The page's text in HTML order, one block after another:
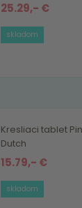
25.29,- €
skladom
Kresliaci tablet
Dutch
15.79,- €
skladom